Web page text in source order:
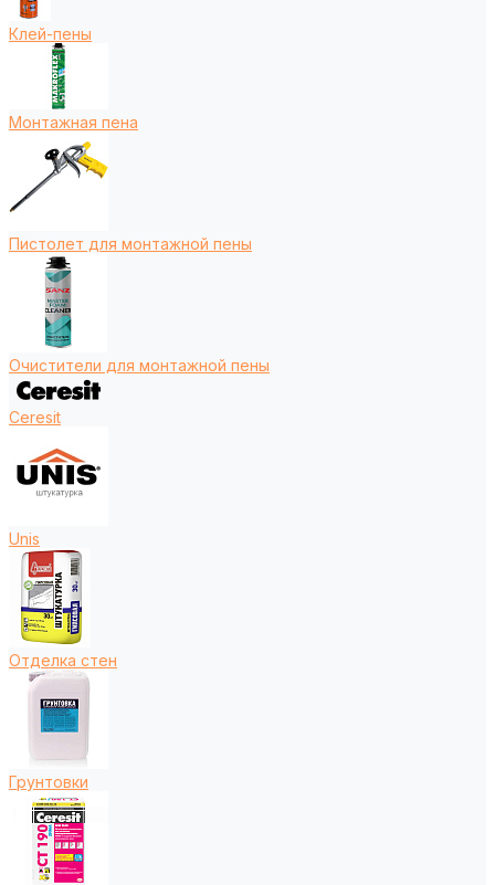
Клей-пены
Монтажная пена
Пистолет для монтажной пены
Очистители для монтажной пены
Ceresit
Unis
Отделка стен
Грунтовки